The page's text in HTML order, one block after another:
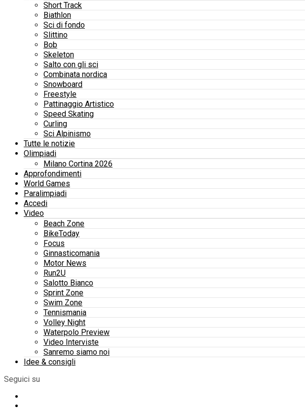
Short Track
Biathlon
Sci di fondo
Slittino
Bob
Skeleton
Salto con gli sci
Combinata nordica
Snowboard
Freestyle
Pattinaggio Artistico
Speed Skating
Curling
Sci Alpinismo
Tutte le notizie
Olimpiadi
Milano Cortina 2026
Approfondimenti
World Games
Paralimpiadi
Accedi
Video
Beach Zone
BikeToday
Focus
Ginnasticomania
Motor News
Run2U
Salotto Bianco
Sprint Zone
Swim Zone
Tennismania
Volley Night
Waterpolo Preview
Video Interviste
Sanremo siamo noi
Idee & consigli
Seguici su